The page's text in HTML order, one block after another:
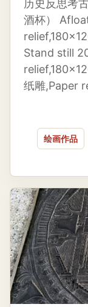
历史反思考
酒杯）
Stand still
纸雕,Paper
绘画作品